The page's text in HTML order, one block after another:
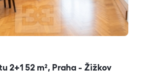
2+1 52 m², Praha - Žižkov